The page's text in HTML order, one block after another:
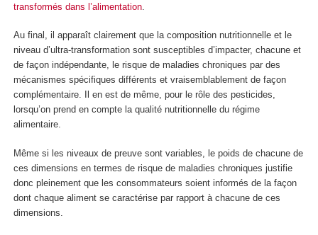
transformés dans l’alimentation
Au final, il apparaît clairement que la composition nutritionnelle et le
niveau d’ultra-transformation sont susceptibles d’impacter, chacune et
de façon indépendante, le risque de maladies chroniques par des
mécanismes spécifiques différents et vraisemblablement de façon
complémentaire. Il en est de même, pour le rôle des pesticides,
lorsqu’on prend en compte la qualité nutritionnelle du régime
alimentaire.
Même si les niveaux de preuve sont variables, le poids de chacune de
ces dimensions en termes de risque de maladies chroniques justifie
donc pleinement que les consommateurs soient informés de la façon
dont chaque aliment se caractérise par rapport à chacune de ces
dimensions.